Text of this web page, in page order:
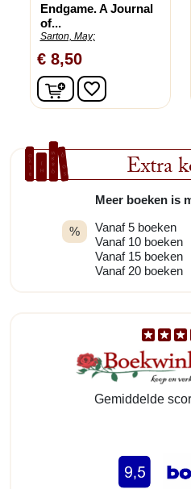
Extra
%
Meer boeken is
Vanaf 5 boeken
Vanaf 10 boeken
Vanaf 15 boeken
Vanaf 20 boeken
Gemiddelde
Endgame. A Journal
of...
Sarton, May;
€ 8,50
In winkelwagen
favorite_border